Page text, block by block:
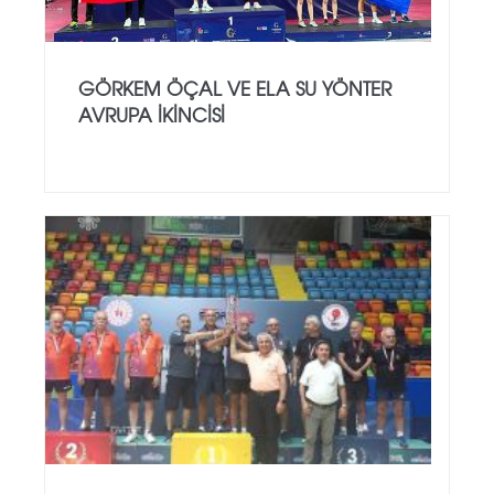
GÖRKEM ÖÇAL VE ELA SU YÖNTER
AVRUPA İKINCISI